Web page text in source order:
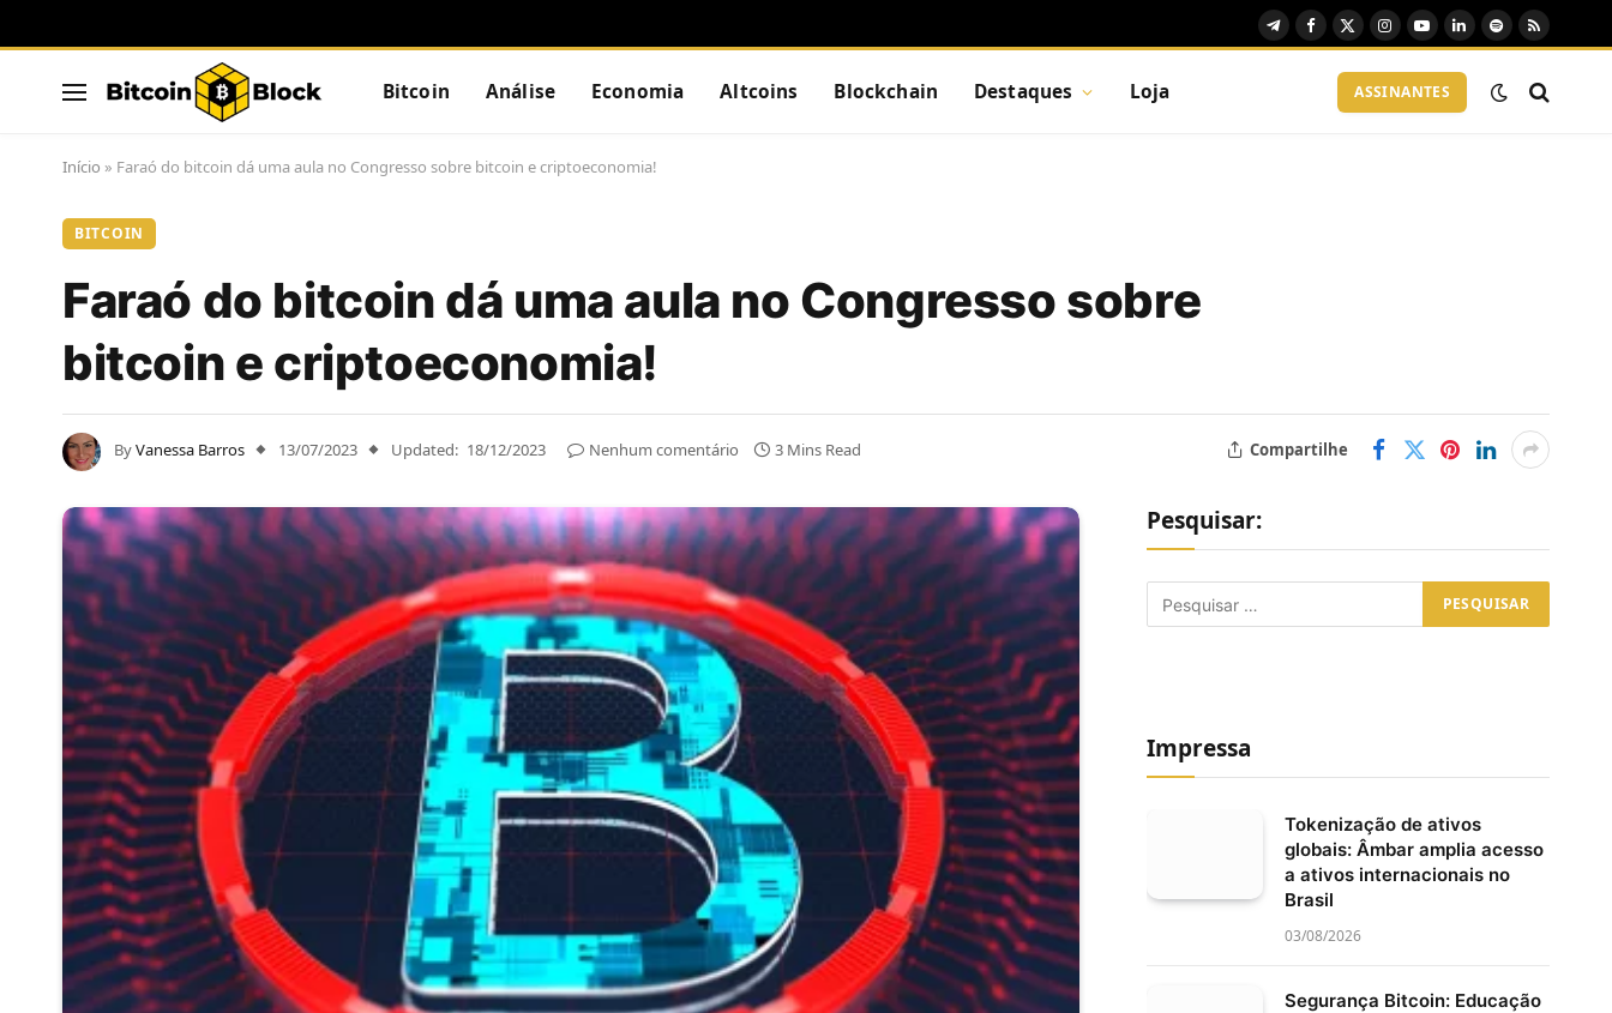
TelegramFacebook
X
Instagram
YouTubeLinkedIn
Spotify
RSS
Bitcoin Análise Economia Altcoins Blockchain Destaques Loja ASSINANTES
Início » Faraó do bitcoin dá uma aula no Congresso sobre bitcoin e criptoeconomia!
BITCOIN
Faraó do bitcoin dá uma aula no Congresso sobre
bitcoin e criptoeconomia!
ByVanessa Barros 13/07/2023 Updated: 18/12/2023 Nenhum comentário 3 Mins Read Compartilhe
Pesquisar:
Impressa
Tokenização de ativos
globais: Âmbar amplia acesso
a ativos internacionais no
Brasil
03/08/2026
Segurança Bitcoin: Educação